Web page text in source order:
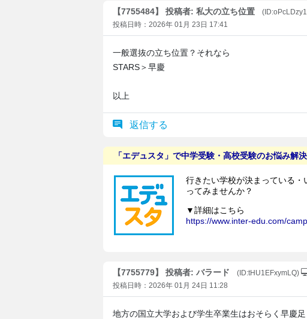
【7755484】 投稿者: 私大の立ち位置
投稿日時：2026年 01月 23日 17:41
一般選抜の立ち位置？それなら
STARS＞早慶
以上
返信する
【7755779】 投稿者: バラード
(ID:tHU1EFxymLQ)
投稿日時：2026年 01月 24日 11:28
地方の国立大学および学生卒業生はおそらく早慶足